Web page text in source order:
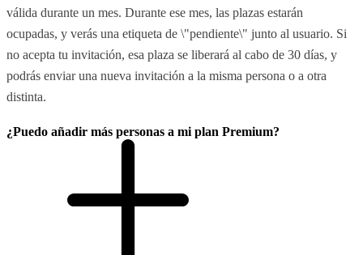
válida durante un mes. Durante ese mes, las plazas estarán
ocupadas, y verás una etiqueta de \"pendiente\" junto al usuario. Si
no acepta tu invitación, esa plaza se liberará al cabo de 30 días, y
podrás enviar una nueva invitación a la misma persona o a otra
distinta.
¿Puedo añadir más personas a mi plan Premium?